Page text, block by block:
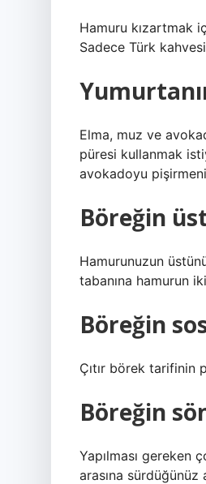
Hamuru kızartmak
Sadece Türk kahvesi
Elma, muz ve
püresi kullanmak
avokadoyu
Böreğin
Hamurunuzun
tabanına hamurun
Böreğin
Çıtır börek tarifinin
Böreğin
Yapılması gereken
arasına